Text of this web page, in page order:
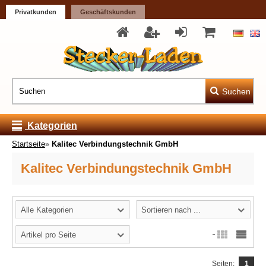
Privatkunden Geschäftskunden
Suchen
Kategorien
Startseite» Kalitec Verbindungstechnik GmbH
Kalitec Verbindungstechnik GmbH
Alle Kategorien Sortieren nach ...
Artikel pro Seite
Seiten: 1